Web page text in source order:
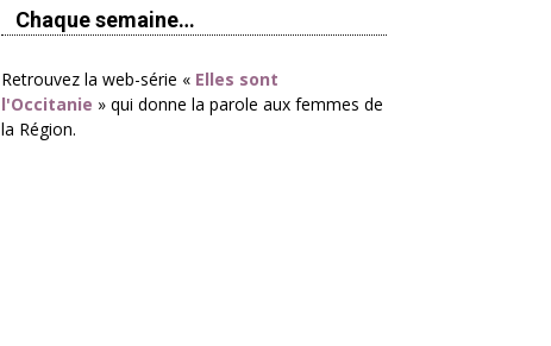
Chaque semaine…
Retrouvez la web-série « Elles sont
l'Occitanie » qui donne la parole aux femmes de
la Région.